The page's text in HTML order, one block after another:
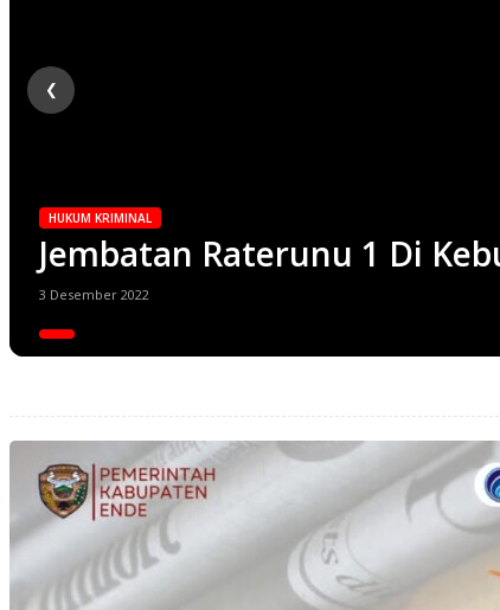
HUKUM KRIMINAL
Jembatan Raterunu 1 Di
3 Desember 2022
❮